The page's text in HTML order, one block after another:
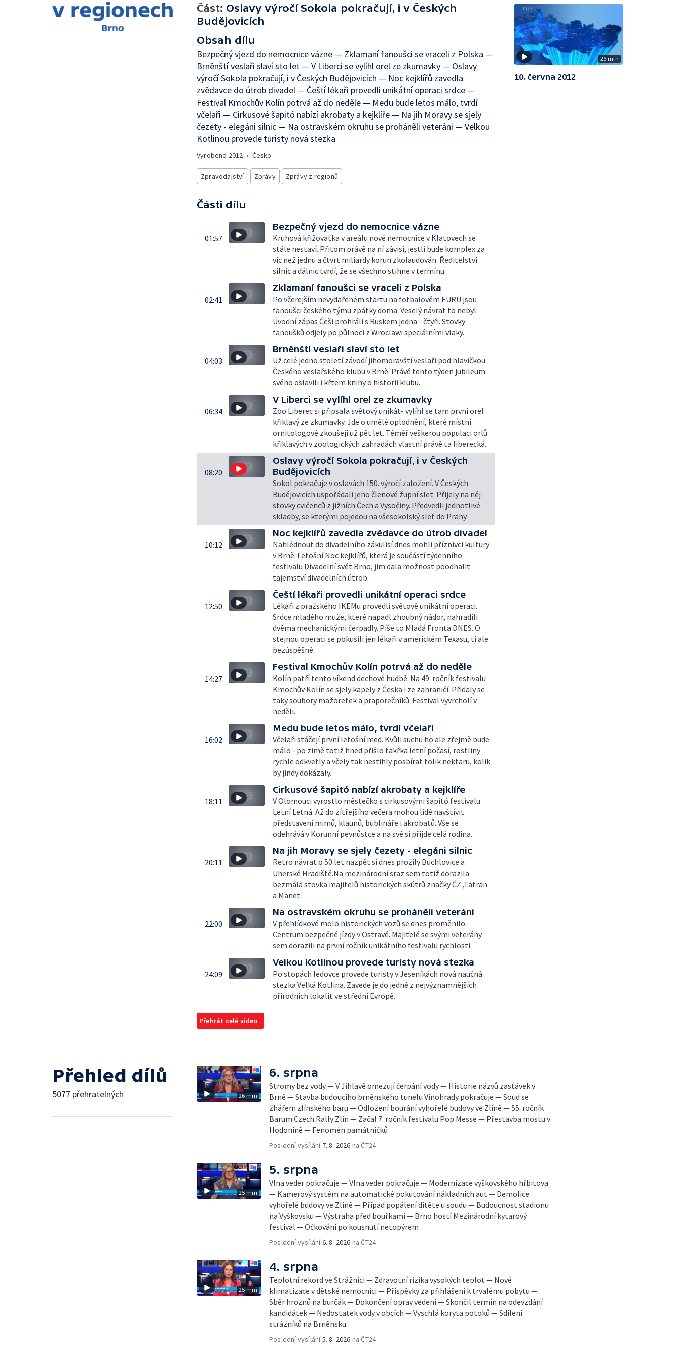
Část: Oslavy výročí Sokola pokračují, i v Českých
Budějovicích
Obsah dílu
Bezpečný vjezd do nemocnice vázne — Zklamaní fanoušci se vraceli z Polska —
Brněnští veslaři slaví sto let — V Liberci se vylíhl orel ze zkumavky — Oslavy
výročí Sokola pokračují, i v Českých Budějovicích — Noc kejklířů zavedla
zvědavce do útrob divadel — Čeští lékaři provedli unikátní operaci srdce —
Festival Kmochův Kolín potrvá až do neděle — Medu bude letos málo, tvrdí
včelaři — Cirkusové šapitó nabízí akrobaty a kejklíře — Na jih Moravy se sjely
čezety - elegáni silnic — Na ostravském okruhu se proháněli veteráni — Velkou
Kotlinou provede turisty nová stezka
Vyrobeno 2012 • Česko
Zpravodajství Zprávy Zprávy z regionů
Části dílu
01:57
Bezpečný vjezd do nemocnice vázne
Kruhová křižovatka v areálu nové nemocnice v Klatovech se
stále nestaví. Přitom právě na ní závisí, jestli bude komplex za
víc než jednu a čtvrt miliardy korun zkolaudován. Ředitelství
silnic a dálnic tvrdí, že se všechno stihne v termínu.
02:41
Zklamaní fanoušci se vraceli z Polska
Po včerejším nevydařeném startu na fotbalovém EURU jsou
fanoušci českého týmu zpátky doma. Veselý návrat to nebyl.
Úvodní zápas Češi prohráli s Ruskem jedna - čtyři. Stovky
fanoušků odjely po půlnoci z Wroclawi speciálními vlaky.
04:03
Brněnští veslaři slaví sto let
Už celé jedno století závodí jihomoravští veslaři pod hlavičkou
Českého veslařského klubu v Brně. Právě tento týden jubileum
svého oslavili i křtem knihy o historii klubu.
06:34
V Liberci se vylíhl orel ze zkumavky
Zoo Liberec si připsala světový unikát- vylíhl se tam první orel
křiklavý ze zkumavky. Jde o umělé oplodnění, které místní
ornitologové zkoušejí už pět let. Téměř veškerou populaci orlů
křiklavých v zoologických zahradách vlastní právě ta liberecká.
08:20
Oslavy výročí Sokola pokračují, i v Českých
Budějovicích
Sokol pokračuje v oslavách 150. výročí založení. V Českých
Budějovicích uspořádali jeho členové župní slet. Přijely na něj
stovky cvičenců z jižních Čech a Vysočiny. Předvedli jednotlivé
skladby, se kterými pojedou na všesokolský slet do Prahy.
10:12
Noc kejklířů zavedla zvědavce do útrob divadel
Nahlédnout do divadelního zákulisí dnes mohli příznivci kultury
v Brně. Letošní Noc kejklířů, která je součástí týdenního
festivalu Divadelní svět Brno, jim dala možnost poodhalit
tajemství divadelních útrob.
12:50
Čeští lékaři provedli unikátní operaci srdce
Lékaři z pražského IKEMu provedli světově unikátní operaci.
Srdce mladého muže, které napadl zhoubný nádor, nahradili
dvěma mechanickými čerpadly. Píše to Mladá Fronta DNES. O
stejnou operaci se pokusili jen lékaři v americkém Texasu, ti ale
bezúspěšně.
14:27
Festival Kmochův Kolín potrvá až do neděle
Kolín patří tento víkend dechové hudbě. Na 49. ročník festivalu
Kmochův Kolín se sjely kapely z Česka i ze zahraničí. Přidaly se
taky soubory mažoretek a praporečníků. Festival vyvrcholí v
neděli.
16:02
Medu bude letos málo, tvrdí včelaři
Včelaři stáčejí první letošní med. Kvůli suchu ho ale zřejmě bude
málo - po zimě totiž hned přišlo takřka letní počasí, rostliny
rychle odkvetly a včely tak nestihly posbírat tolik nektaru, kolik
by jindy dokázaly.
18:11
Cirkusové šapitó nabízí akrobaty a kejklíře
V Olomouci vyrostlo městečko s cirkusovými šapitó festivalu
Letní Letná. Až do zítřejšího večera mohou lidé navštívit
představení mimů, klaunů, bublináře i akrobatů. Vše se
odehrává v Korunní pevnůstce a na své si přijde celá rodina.
20:11
Na jih Moravy se sjely čezety - elegáni silnic
Retro návrat o 50 let nazpět si dnes prožily Buchlovice a
Uherské Hradiště.Na mezinárodní sraz sem totiž dorazila
bezmála stovka majitelů historických skútrů značky ČZ ,Tatran
a Manet.
22:00
Na ostravském okruhu se proháněli veteráni
V přehlídkové molo historických vozů se dnes proměnilo
Centrum bezpečné jízdy v Ostravě. Majitelé se svými veterány
sem dorazili na první ročník unikátního festivalu rychlosti.
24:09
Velkou Kotlinou provede turisty nová stezka
Po stopách ledovce provede turisty v Jeseníkách nová naučná
stezka Velká Kotlina. Zavede je do jedné z nejvýznamnějších
přírodních lokalit ve střední Evropě.
Přehrát celé video
26 min
10. června 2012
Přehled dílů
5077 přehratelných 26 min
6. srpna
Stromy bez vody — V Jihlavě omezují čerpání vody — Historie názvů zastávek v
Brně — Stavba budoucího brněnského tunelu Vinohrady pokračuje — Soud se
žhářem zlínského baru — Odložení bourání vyhořelé budovy ve Zlíně — 55. ročník
Barum Czech Rally Zlín — Začal 7. ročník festivalu Pop Messe — Přestavba mostu v
Hodoníně — Fenomén památníčků
Poslední vysílání 7. 8. 2026 na ČT24
25 min
5. srpna
Vlna veder pokračuje — Vlna veder pokračuje — Modernizace vyškovského hřbitova
— Kamerový systém na automatické pokutování nákladních aut — Demolice
vyhořelé budovy ve Zlíně — Případ popálení dítěte u soudu — Budoucnost stadionu
na Vyškovsku — Výstraha před bouřkami — Brno hostí Mezinárodní kytarový
festival — Očkování po kousnutí netopýrem
Poslední vysílání6. 8. 2026 na ČT24
25 min
4. srpna
Teplotní rekord ve Strážnici — Zdravotní rizika vysokých teplot — Nové
klimatizace v dětské nemocnici — Příspěvky za přihlášení k trvalému pobytu —
Sběr hroznů na burčák — Dokončení oprav vedení — Skončil termín na odevzdání
kandidátek — Nedostatek vody v obcích — Vyschlá koryta potoků — Sdílení
strážníků na Brněnsku
Poslední vysílání5. 8. 2026 na ČT24